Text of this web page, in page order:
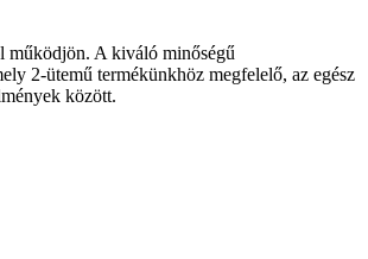
működjön. A kiváló minőségű
2-ütemű termékünkhöz megfelelő, az egész
között.